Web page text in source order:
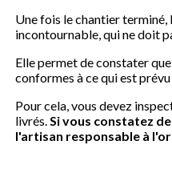
Une fois le chantier
incontournable, qui ne doit
Elle permet de constater
conformes à ce qui est
Pour cela, vous devez
livrés.Si vous constatez
l'artisan responsable à